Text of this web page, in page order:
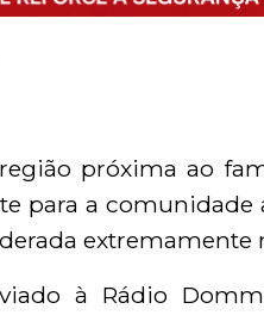
próxima ao
para a comunidade
extremamente
à Rádio